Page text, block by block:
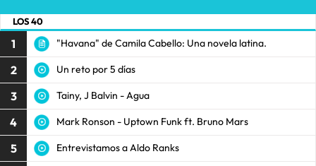
LOS 40
1 "Havana" de Camila Cabello: Una novela latina.
2 Un reto por 5 días
3 Tainy, J Balvin - Agua
4 Mark Ronson - Uptown Funk ft. Bruno Mars
5 Entrevistamos a Aldo Ranks